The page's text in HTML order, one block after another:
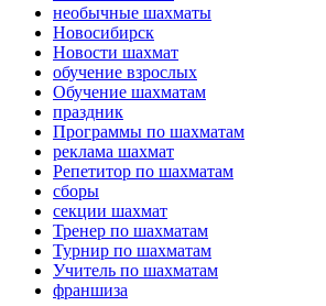
необычные шахматы
Новосибирск
Новости шахмат
обучение взрослых
Обучение шахматам
праздник
Программы по шахматам
реклама шахмат
Репетитор по шахматам
сборы
секции шахмат
Тренер по шахматам
Турнир по шахматам
Учитель по шахматам
франшиза